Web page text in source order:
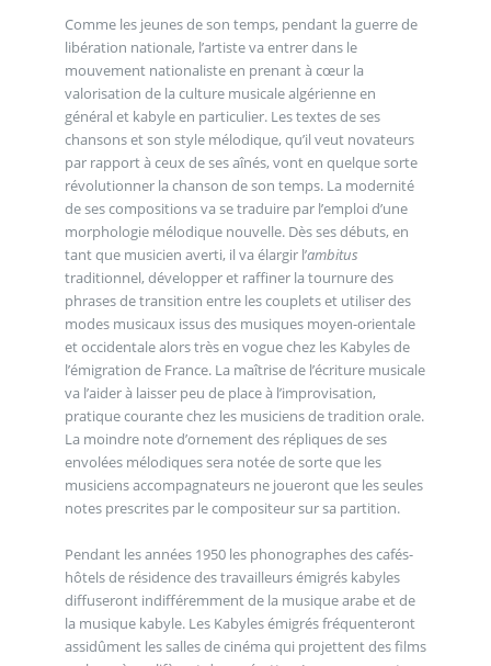
Comme les jeunes de son temps, pendant la guerre de
libération nationale, l’artiste va entrer dans le
mouvement nationaliste en prenant à cœur la
valorisation de la culture musicale algérienne en
général et kabyle en particulier. Les textes de ses
chansons et son style mélodique, qu’il veut novateurs
par rapport à ceux de ses aînés, vont en quelque sorte
révolutionner la chanson de son temps. La modernité
de ses compositions va se traduire par l’emploi d’une
morphologie mélodique nouvelle. Dès ses débuts, en
tant que musicien averti, il va élargir l’ambitus
traditionnel, développer et raffiner la tournure des
phrases de transition entre les couplets et utiliser des
modes musicaux issus des musiques moyen-orientale
et occidentale alors très en vogue chez les Kabyles de
l’émigration de France. La maîtrise de l’écriture musicale
va l’aider à laisser peu de place à l’improvisation,
pratique courante chez les musiciens de tradition orale.
La moindre note d’ornement des répliques de ses
envolées mélodiques sera notée de sorte que les
musiciens accompagnateurs ne joueront que les seules
notes prescrites par le compositeur sur sa partition.
Pendant les années 1950 les phonographes des cafés-
hôtels de résidence des travailleurs émigrés kabyles
diffuseront indifféremment de la musique arabe et de
la musique kabyle. Les Kabyles émigrés fréquenteront
assidûment les salles de cinéma qui projettent des films